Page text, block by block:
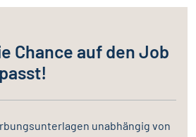
Chance auf den Job
unabhängig von